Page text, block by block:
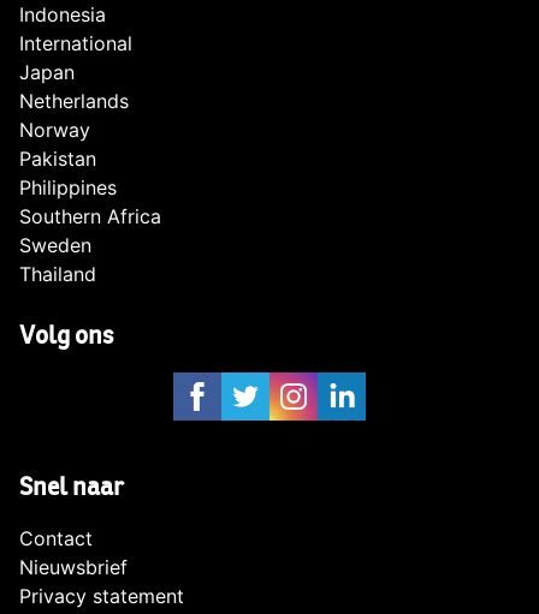
Indonesia
International
Japan
Netherlands
Norway
Pakistan
Philippines
Southern Africa
Sweden
Thailand
Volg ons
Snel naar
Contact
Nieuwsbrief
Privacy statement